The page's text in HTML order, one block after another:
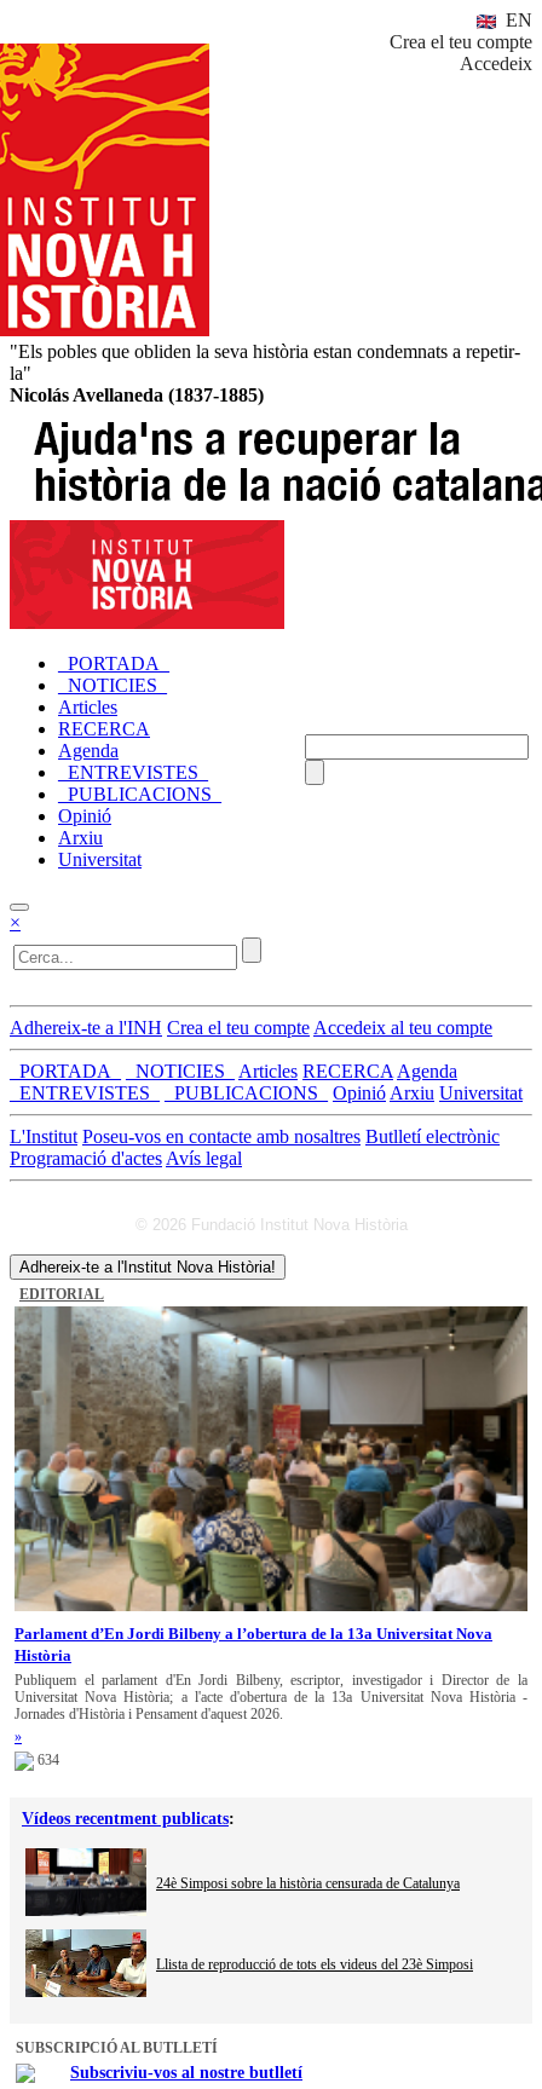
EN
Crea el teu compte
Accedeix
"Els pobles que obliden la seva història estan condemnats a repetir-
la"
Nicolás Avellaneda (1837-1885)
_PORTADA_
_NOTICIES_
Articles
RECERCA
Agenda
_ENTREVISTES_
_PUBLICACIONS_
Opinió
Arxiu
Universitat
×
Adhereix-te a l'INH Crea el teu compte Accedeix al teu compte
_PORTADA_ _NOTICIES_ Articles RECERCA Agenda
_ENTREVISTES_
_PUBLICACIONS_ Opinió Arxiu Universitat
L'Institut Poseu-vos en contacte amb nosaltres Butlletí electrònic
Programació d'actes Avís legal
© 2026 Fundació Institut Nova Història
Adhereix-te a l'Institut Nova Història!
EDITORIAL
Parlament d’En Jordi Bilbeny a l’obertura de la 13a Universitat Nova
Història
Publiquem el parlament d'En Jordi Bilbeny, escriptor, investigador i Director de la
Universitat Nova Història; a l'acte d'obertura de la 13a Universitat Nova Història -
Jornades d'Història i Pensament d'aquest 2026.
»
634
Vídeos recentment publicats:
24è Simposi sobre la història censurada de Catalunya
Llista de reproducció de tots els videus del 23è Simposi
SUBSCRIPCIÓ AL BUTLLETÍ
Subscriviu-vos al nostre butlletí